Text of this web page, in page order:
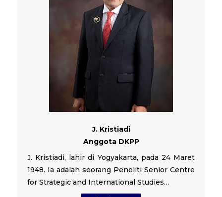
J. Kristiadi
Anggota DKPP
J. Kristiadi, lahir di Yogyakarta, pada 24 Maret
1948. Ia adalah seorang Peneliti Senior Centre
for Strategic and International Studies…